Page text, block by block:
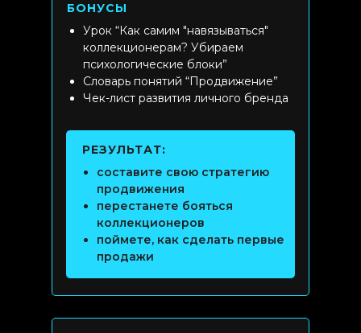
составите свою стратегию
продвижения
перестанете бояться
коллекционеров
поймете, как сделать первые
продажи
РЕЗУЛЬТАТ:
Урок “Как самим "навязываться"
коллекционерам? Убираем
психологические блоки”
Словарь понятий “Продвижение”
Чек-лист развития личного бренда
БОНУСЫ